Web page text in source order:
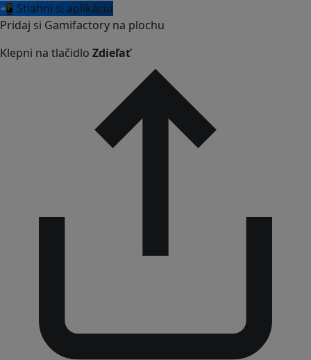
📲 Stiahni si aplikáciu
Pridaj si Gamifactory na plochu
Klepni na tlačidlo Zdieľať